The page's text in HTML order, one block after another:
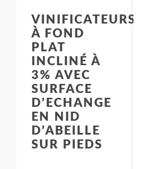
VINIFICATEURS
À FOND
PLAT
INCLINÉ À
3% AVEC
SURFACE
D’ECHANGE
EN NID
D’ABEILLE
SUR PIEDS